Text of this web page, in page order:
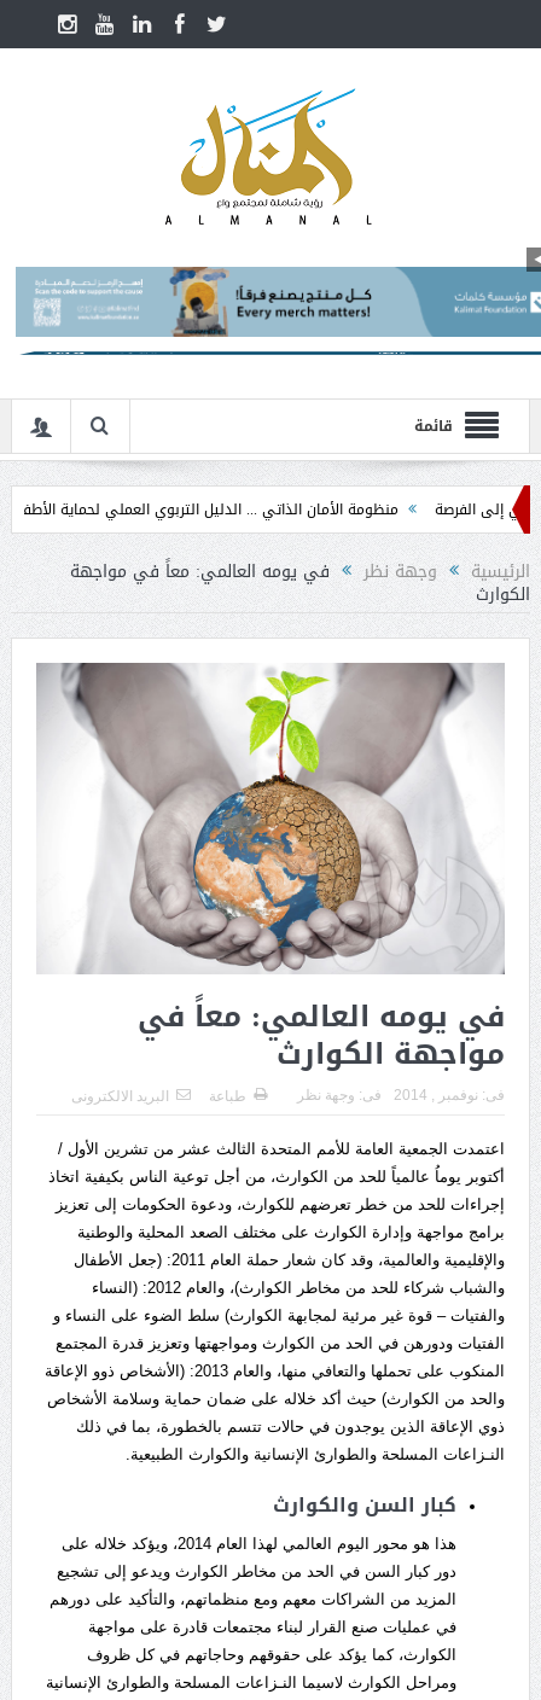
قائمة
منظومة الأمان الذاتي ... الدليل التربوي العملي لحماية الأطفال في
الرئيسية وجهة نظر في يومه العالمي: معاً في مواجهة
الكوارث
في يومه العالمي: معاً في
مواجهة الكوارث
فى: نوفمبر , 2014 فى: وجهة نظر طباعة البريد الالكترونى
اعتمدت الجمعية العامة للأمم المتحدة الثالث عشر من تشرين الأول /
أكتوبر يوماُ عالمياً للحد من الكوارث، من أجل توعية الناس بكيفية اتخاذ
إجراءات للحد من خطر تعرضهم للكوارث، ودعوة الحكومات إلى تعزيز
برامج مواجهة وإدارة الكوارث على مختلف الصعد المحلية والوطنية
والإقليمية والعالمية، وقد كان شعار حملة العام 2011: (جعل الأطفال
والشباب شركاء للحد من مخاطر الكوارث)، والعام 2012: (النساء
والفتيات – قوة غير مرئية لمجابهة الكوارث) سلط الضوء على النساء و
الفتيات ودورهن في الحد من الكوارث ومواجهتها وتعزيز قدرة المجتمع
المنكوب على تحملها والتعافي منها، والعام 2013: (الأشخاص ذوو الإعاقة
والحد من الكوارث) حيث أكد خلاله على ضمان حماية وسلامة الأشخاص
ذوي الإعاقة الذين يوجدون في حالات تتسم بالخطورة، بما في ذلك
النـزاعات المسلحة والطوارئ الإنسانية والكوارث الطبيعية.
كبار السن والكوارث
هذا هو محور اليوم العالمي لهذا العام 2014، ويؤكد خلاله على
دور كبار السن في الحد من مخاطر الكوارث ويدعو إلى تشجيع
المزيد من الشراكات معهم ومع منظماتهم، والتأكيد على دورهم
في عمليات صنع القرار لبناء مجتمعات قادرة على مواجهة
الكوارث، كما يؤكد على حقوقهم وحاجاتهم في كل ظروف
ومراحل الكوارث لاسيما النـزاعات المسلحة والطوارئ الإنسانية